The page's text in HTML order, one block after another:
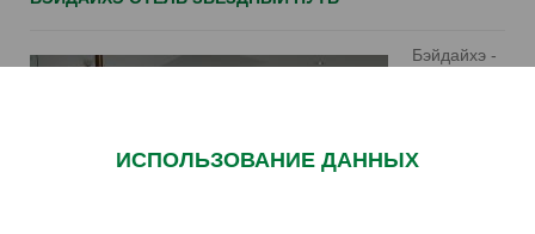
Бэйдайхэ -
ИСПОЛЬЗОВАНИЕ ДАННЫХ